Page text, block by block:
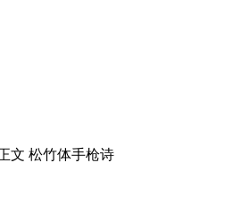
文 松竹体手枪诗